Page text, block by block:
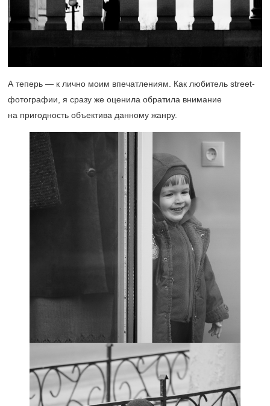
А теперь — к лично моим впечатлениям. Как любитель street-
фотографии, я сразу же оценила обратила внимание
на пригодность объектива данному жанру.